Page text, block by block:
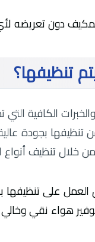
دون تعريضه
تنظيفها؟
الكافية التي
بجودة
خلال تنظيف أنواع
العمل على
هواء نقي